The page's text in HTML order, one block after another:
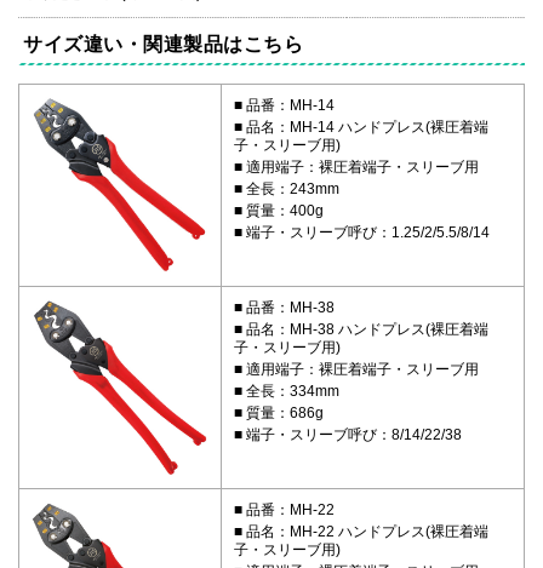
サイズ違い・関連製品はこちら
品番：MH-14
品名：MH-14 ハンドプレス(裸圧着端
子・スリーブ用)
適用端子：裸圧着端子・スリーブ用
全長：243mm
質量：400g
端子・スリーブ呼び：1.25/2/5.5/8/14
品番：MH-38
品名：MH-38 ハンドプレス(裸圧着端
子・スリーブ用)
適用端子：裸圧着端子・スリーブ用
全長：334mm
質量：686g
端子・スリーブ呼び：8/14/22/38
品番：MH-22
品名：MH-22 ハンドプレス(裸圧着端
子・スリーブ用)